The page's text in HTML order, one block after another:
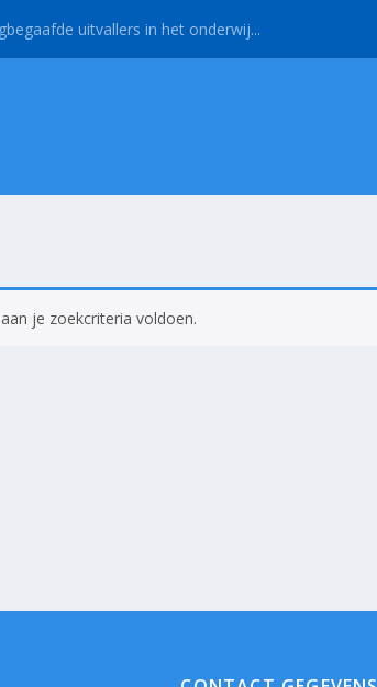
uitvallers in het onderwij...
je zoekcriteria voldoen.